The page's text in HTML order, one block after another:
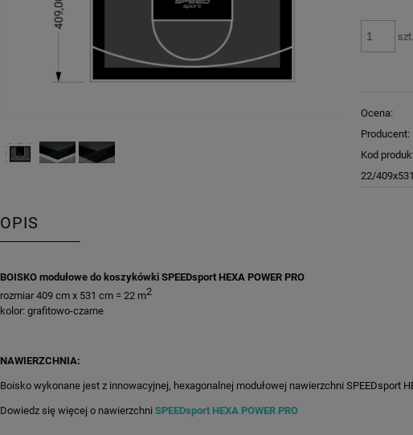
szt.
Ocena:
Producent:
Kod
22/
OPIS
BOISKO modułowe do koszykówki SPEEDsport HEXA POWER PRO
rozmiar 409 cm x 531 cm = 22 m2
kolor: grafitowo-czarne
NAWIERZCHNIA:
Boisko wykonane jest z innowacyjnej, hexagonalnej modułowej nawierzchni SPEEDsport
Dowiedz się więcej o nawierzchni SPEEDsport HEXA POWER PRO